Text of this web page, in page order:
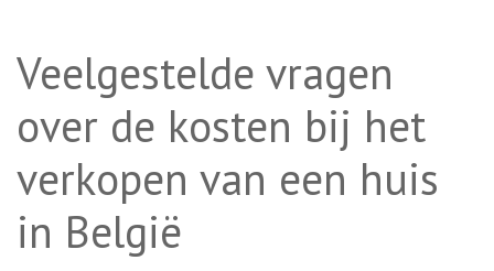
Veelgestelde vragen
over de kosten bij het
verkopen van een huis
in België